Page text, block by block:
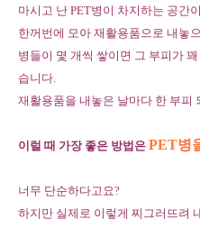
마시고 난 PET병이 차지하는 공간
한꺼번에 모아 재활용품으로 내놓
병들이 몇 개씩 쌓이면 그 부피가
습니다.
재활용품을 내놓은 날마다 한 부피
이럴 때 가장 좋은 방법은 PET병
너무 단순하다고요?
하지만 실제로 이렇게 찌그러뜨려